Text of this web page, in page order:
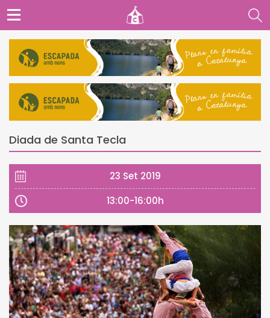
Diada de Santa Tecla
23 Set 2019
13:00-16:00h